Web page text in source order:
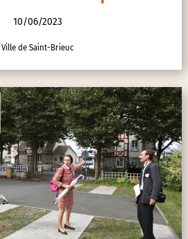
10/06/2023
Ville de Saint-Brieuc